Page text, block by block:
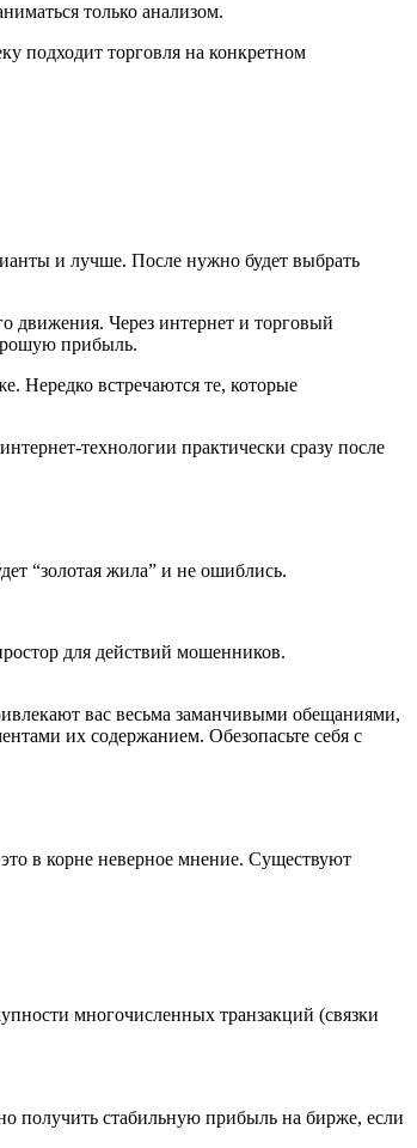
только анализом.
подходит торговля на конкретном
и лучше. После нужно будет выбрать
движения. Через интернет и торговый
прибыль.
встречаются те, которые
технологии практически сразу после
“золотая жила” и не ошиблись.
для действий мошенников.
вас весьма заманчивыми обещаниями,
их содержанием. Обезопасьте себя с
в корне неверное мнение. Существуют
многочисленных транзакций (связки
получить стабильную прибыль на бирже, если